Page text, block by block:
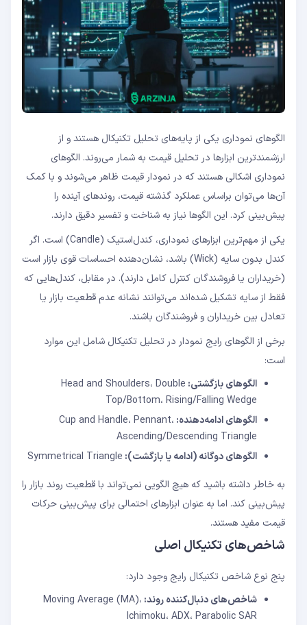
الگوهای نموداری یکی از پایه‌های تحلیل تکنیکال هستند و از
ارزشمندترین ابزارها در تحلیل قیمت به شمار می‌روند. الگوهای
نموداری اشکالی هستند که در نمودار قیمت ظاهر می‌شوند و با کمک
آن‌ها می‌توان براساس عملکرد گذشته قیمت، روندهای آینده را
پیش‌بینی کرد. این الگوها نیاز به شناخت و تفسیر دقیق دارند.
یکی از مهم‌ترین ابزارهای نموداری، کندل‌استیک (Candle) است. اگر
کندل بدون سایه (Wick) باشد، نشان‌دهنده احساسات قوی بازار است
(خریداران یا فروشندگان کنترل کامل دارند). در مقابل، کندل‌هایی که
فقط از سایه تشکیل شده‌اند می‌توانند نشانه عدم قطعیت بازار یا
تعادل بین خریداران و فروشندگان باشند.
برخی از الگوهای رایج نمودار در تحلیل تکنیکال شامل این موارد
است:
الگوهای بازگشتی: Head and Shoulders، Double
Top/Bottom، Rising/Falling Wedge
الگوهای ادامه‌دهنده: Cup and Handle، Pennant،
Ascending/Descending Triangle
الگوهای دوگانه (ادامه یا بازگشت): Symmetrical Triangle
به خاطر داشته باشید که هیچ الگویی نمی‌تواند با قطعیت روند بازار را
پیش‌بینی کند. اما به عنوان ابزارهای احتمالی برای پیش‌بینی حرکات
قیمت مفید هستند.
شاخص‌های تکنیکال اصلی
پنج نوع شاخص تکنیکال رایج وجود دارد:
شاخص‌های دنبال‌کننده روند: Moving Average (MA)،
Ichimoku، ADX، Parabolic SAR